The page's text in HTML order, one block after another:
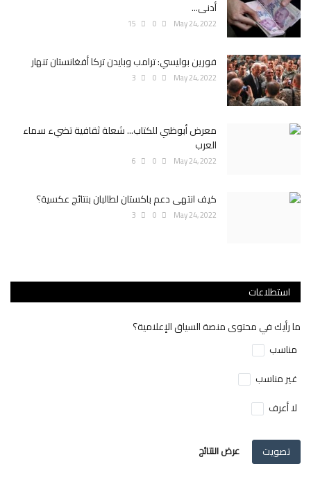
أدنى...
May 24, 2022
0
15
فورين بوليسي: ترامب وبايدن تركا أفغانستان تنهار
May 24, 2022
0
3
معرض أبوظبي للكتاب... شعلة ثقافية تضيء سماء
العرب
May 24, 2022
0
6
كيف انتهى دعم باكستان لطالبان بنتائج عكسية؟
May 24, 2022
0
3
استطلاعات
ما رأيك في محتوى منصة السياق الإعلامية؟
مناسب
غير مناسب
لا أعرف
تصويت عرض النتائج